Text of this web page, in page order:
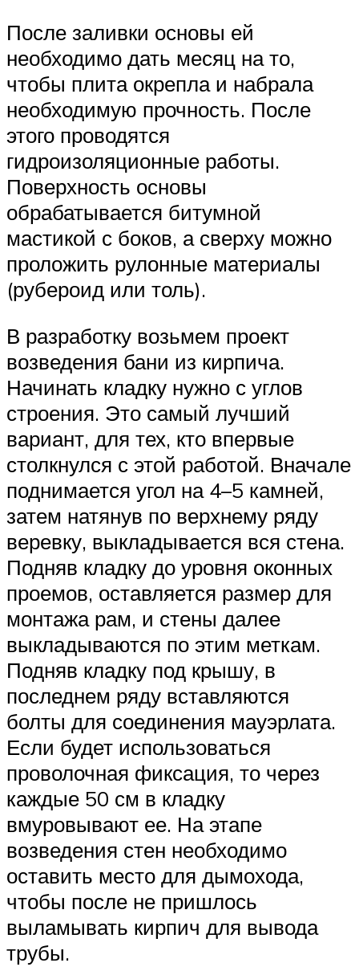
После заливки основы ей
необходимо дать месяц на то,
чтобы плита окрепла и набрала
необходимую прочность. После
этого проводятся
гидроизоляционные работы.
Поверхность основы
обрабатывается битумной
мастикой с боков, а сверху можно
проложить рулонные материалы
(рубероид или толь).
В разработку возьмем проект
возведения бани из кирпича.
Начинать кладку нужно с углов
строения. Это самый лучший
вариант, для тех, кто впервые
столкнулся с этой работой. Вначале
поднимается угол на 4–5 камней,
затем натянув по верхнему ряду
веревку, выкладывается вся стена.
Подняв кладку до уровня оконных
проемов, оставляется размер для
монтажа рам, и стены далее
выкладываются по этим меткам.
Подняв кладку под крышу, в
последнем ряду вставляются
болты для соединения мауэрлата.
Если будет использоваться
проволочная фиксация, то через
каждые 50 см в кладку
вмуровывают ее. На этапе
возведения стен необходимо
оставить место для дымохода,
чтобы после не пришлось
выламывать кирпич для вывода
трубы.